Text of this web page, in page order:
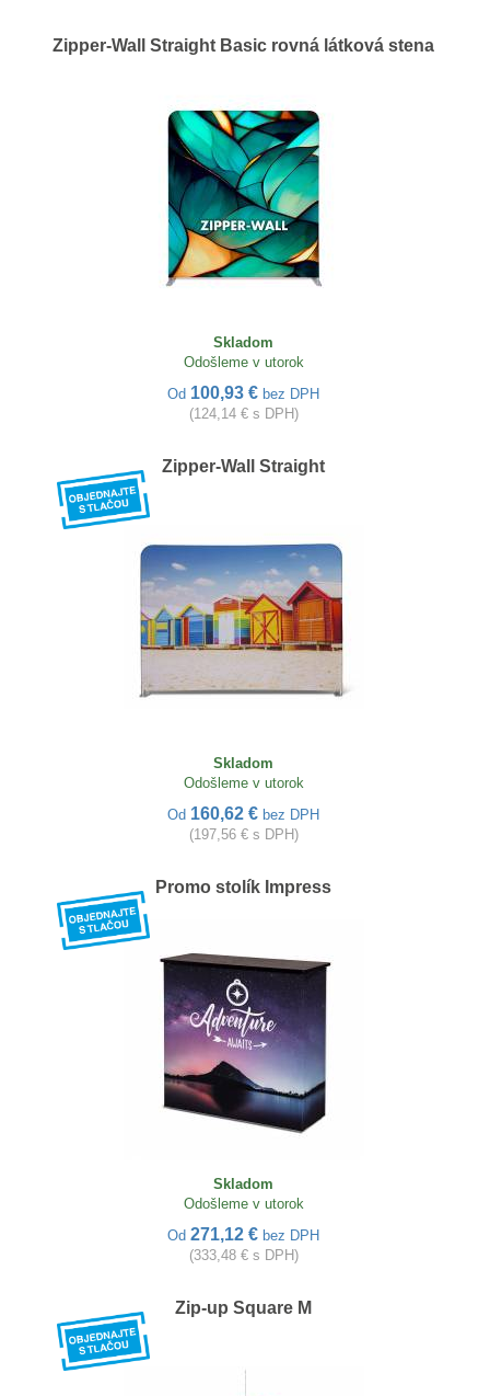
Zipper-Wall Straight Basic rovná látková stena
Skladom
Odošleme v utorok
Od 100,93 € bez DPH
(124,14 € s DPH)
Zipper-Wall Straight
Skladom
Odošleme v utorok
Od 160,62 € bez DPH
(197,56 € s DPH)
Promo stolík Impress
Skladom
Odošleme v utorok
Od 271,12 € bez DPH
(333,48 € s DPH)
Zip-up Square M